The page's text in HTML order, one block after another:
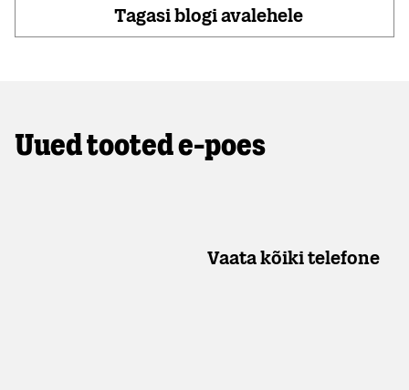
Tagasi blogi avalehele
Uued tooted e-poes
Vaata kõiki telefone